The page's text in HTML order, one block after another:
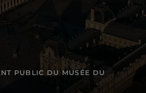
PUBLIC DU MUSÉE DU